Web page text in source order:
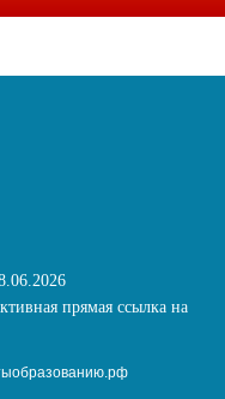
прямая ссылка на